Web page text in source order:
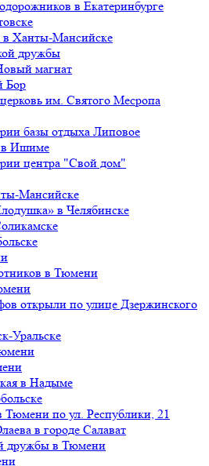
в Екатеринбурге
Ханты-Мансийске
дружбы
магнат
Бор
им. Святого Месропа
базы отдыха Липовое
в Ишимe
центра "Свой дом"
Мансийске
в Челябинске
в Тюмени
открыли по улице Дзержинского
Уральске
в Надыме
Тюмени по ул. Республики, 21
в городе Салават
дружбы в Тюмени